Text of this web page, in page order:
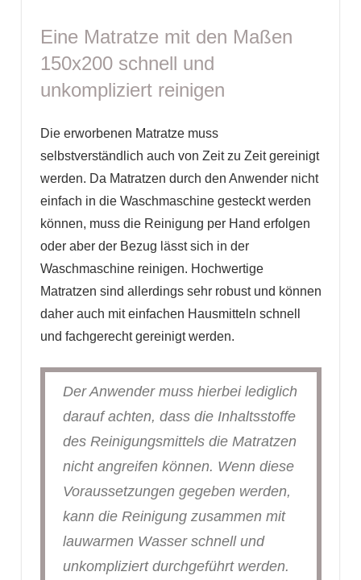
Eine Matratze mit den Maßen
150x200 schnell und
unkompliziert reinigen
Die erworbenen Matratze muss
selbstverständlich auch von Zeit zu Zeit gereinigt
werden. Da Matratzen durch den Anwender nicht
einfach in die Waschmaschine gesteckt werden
können, muss die Reinigung per Hand erfolgen
oder aber der Bezug lässt sich in der
Waschmaschine reinigen. Hochwertige
Matratzen sind allerdings sehr robust und können
daher auch mit einfachen Hausmitteln schnell
und fachgerecht gereinigt werden.
Der Anwender muss hierbei lediglich
darauf achten, dass die Inhaltsstoffe
des Reinigungsmittels die Matratzen
nicht angreifen können. Wenn diese
Voraussetzungen gegeben werden,
kann die Reinigung zusammen mit
lauwarmen Wasser schnell und
unkompliziert durchgeführt werden.